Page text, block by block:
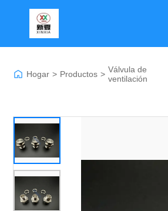
Hogar > Productos > Válvula de
ventilación